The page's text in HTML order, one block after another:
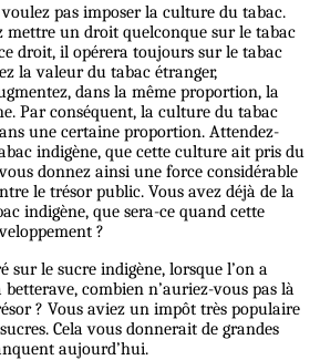
pas imposer la culture du tabac.
mettre un droit quelconque sur le tabac
droit, il opérera toujours sur le tabac
la valeur du tabac étranger,
dans la même proportion, la
Par conséquent, la culture du tabac
une certaine proportion. Attendez-
indigène, que cette culture ait pris du
donnez ainsi une force considérable
le trésor public. Vous avez déjà de la
indigène, que sera-ce quand cette
?
sur le sucre indigène, lorsque l’on a
combien n’auriez-vous pas là
? Vous aviez un impôt très populaire
Cela vous donnerait de grandes
aujourd’hui.